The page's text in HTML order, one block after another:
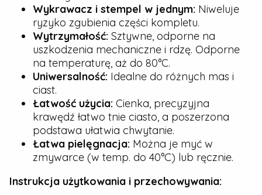
Wykrawacz i stempel w jednym: Niweluje
ryzyko zgubienia części kompletu.
Wytrzymałość: Sztywne, odporne na
uszkodzenia mechaniczne i rdzę. Odporne
na temperaturę, aż do 80°C.
Uniwersalność: Idealne do różnych mas i
ciast.
Łatwość użycia: Cienka, precyzyjna
krawędź łatwo tnie ciasto, a poszerzona
podstawa ułatwia chwytanie.
Łatwa pielęgnacja: Można je myć w
zmywarce (w temp. do 40°C) lub ręcznie.
Instrukcja użytkowania i przechowywania: